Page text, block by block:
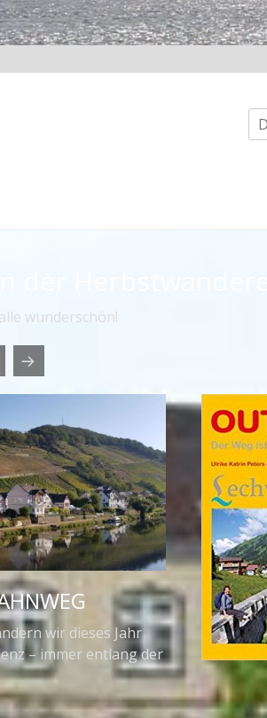
wunderschön!
wir dieses Jahr
– immer entlang der